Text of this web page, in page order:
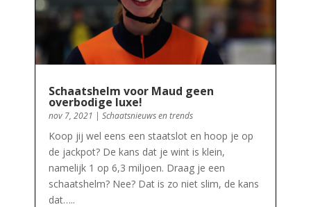
Schaatshelm voor Maud geen
overbodige luxe!
nov 7, 2021 | Schaatsnieuws en trends
Koop jij wel eens een staatslot en hoop je op
de jackpot? De kans dat je wint is klein,
namelijk 1 op 6,3 miljoen. Draag je een
schaatshelm? Nee? Dat is zo niet slim, de kans
dat…..